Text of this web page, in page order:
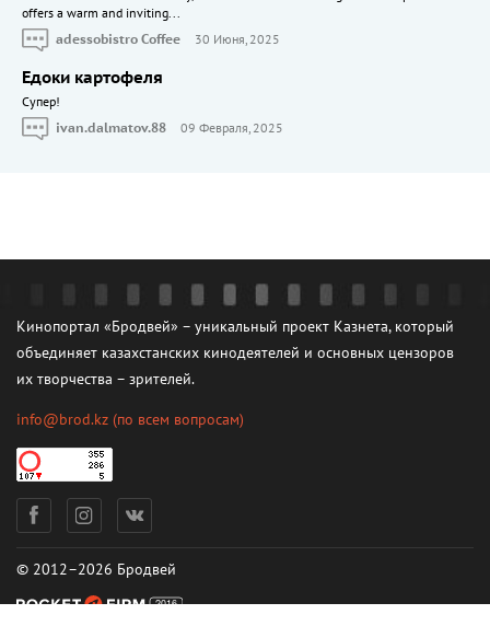
offers a warm and inviting...
adessobistro Coffee
30 Июня, 2025
Едоки картофеля
Cупер!
ivan.dalmatov.88
09 Февраля, 2025
Кинопортал «Бродвей» – уникальный проект Казнета, который
объединяет казахстанских кинодеятелей и основных цензоров
их творчества – зрителей.
info@brod.kz (по всем вопросам)
© 2012–2026 Бродвей